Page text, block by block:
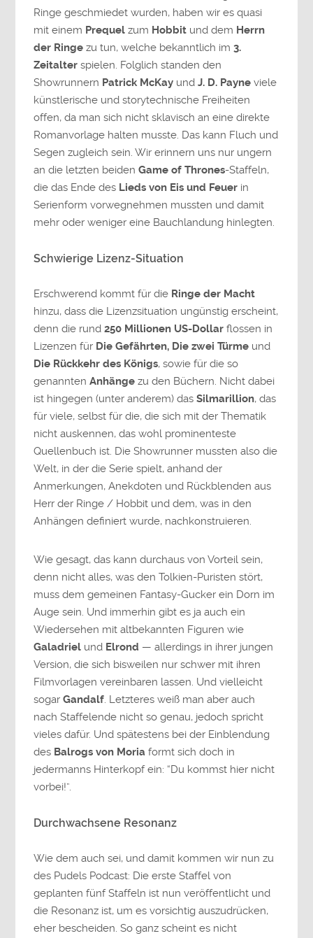
Ringe geschmiedet wurden, haben wir es quasi
mit einem Prequel zum Hobbit und dem Herrn
der Ringe zu tun, welche bekanntlich im3.
Zeitalter spielen. Folglich standen den
Showrunnern Patrick McKay undJ. D. Payne viele
künstlerische und storytechnische Freiheiten
offen, da man sich nicht sklavisch an eine direkte
Romanvorlage halten musste. Das kann Fluch und
Segen zugleich sein. Wir erinnern uns nur ungern
an die letzten beidenGame of Thrones-Staffeln,
die das Ende des Lieds von Eis und Feuer in
Serienform vorwegnehmen mussten und damit
mehr oder weniger eine Bauchlandung hinlegten.
Schwierige Lizenz-Situation
Erschwerend kommt für die Ringe der Macht
hinzu, dass die Lizenzsituation ungünstig erscheint,
denn die rund250 Millionen US-Dollar flossen in
Lizenzen für Die Gefährten, Die zwei Türme und
Die Rückkehr des Königs, sowie für die so
genanntenAnhänge zu den Büchern. Nicht dabei
ist hingegen (unter anderem) dasSilmarillion, das
für viele, selbst für die, die sich mit der Thematik
nicht auskennen, das wohl prominenteste
Quellenbuch ist. Die Showrunner mussten also die
Welt, in der die Serie spielt, anhand der
Anmerkungen, Anekdoten und Rückblenden aus
Herr der Ringe / Hobbit und dem, was in den
Anhängen definiert wurde, nachkonstruieren.
Wie gesagt, das kann durchaus von Vorteil sein,
denn nicht alles, was den Tolkien-Puristen stört,
muss dem gemeinen Fantasy-Gucker ein Dorn im
Auge sein. Und immerhin gibt es ja auch ein
Wiedersehen mit altbekannten Figuren wie
Galadriel und Elrond — allerdings in ihrer jungen
Version, die sich bisweilen nur schwer mit ihren
Filmvorlagen vereinbaren lassen. Und vielleicht
sogarGandalf . Letzteres weiß man aber auch
nach Staffelende nicht so genau, jedoch spricht
vieles dafür. Und spätestens bei der Einblendung
des Balrogs von Moria formt sich doch in
jedermanns Hinterkopf ein: “Du kommst hier nicht
vorbei!”.
Durchwachsene Resonanz
Wie dem auch sei, und damit kommen wir nun zu
des Pudels Podcast: Die erste Staffel von
geplanten fünf Staffeln ist nun veröffentlicht und
die Resonanz ist, um es vorsichtig auszudrücken,
eher bescheiden. So ganz scheint es nicht